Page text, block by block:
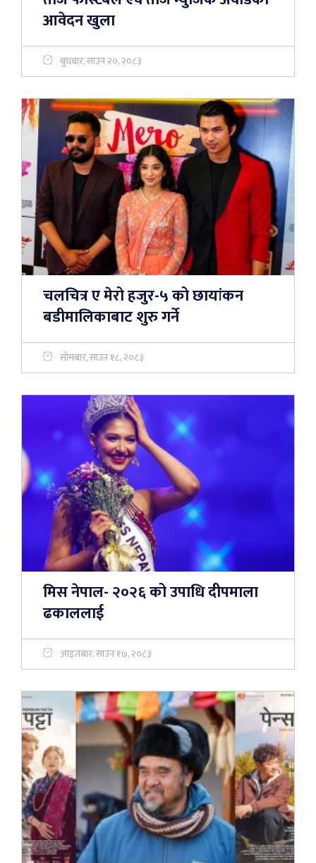
आवेदन खुला
बुधबार, साउन २०, २०८३
चलचित्र ए मेरो हजुर-५ को छायांकन
बडीमालिकाबाट शुरु गर्ने
सोमबार, साउन १८, २०८३
मिस नेपाल- २०२६ को उपाधि दीपमाला
ढकाललाई
आइतबार, साउन १७, २०८३